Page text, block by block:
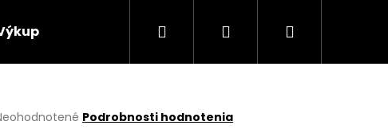
Kontakt
Hľadať PrihlásenieNákupný
Podrobnosti hodnotenia